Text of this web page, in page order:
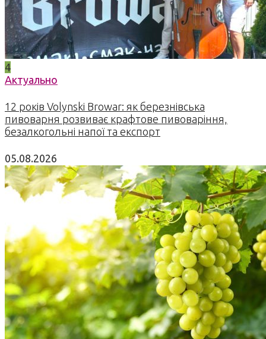
4
Актуально
12 років Volynski Browar: як березнівська
пивоварня розвиває крафтове пивоваріння,
безалкогольні напої та експорт
05.08.2026